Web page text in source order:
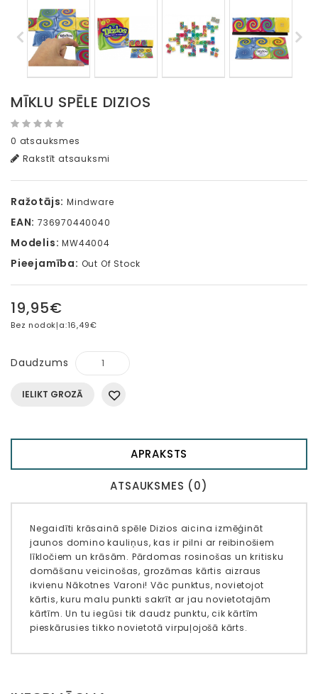
MĪKLU SPĒLE DIZIOS
0 atsauksmes
Rakstīt atsauksmi
Ražotājs: Mindware
EAN: 736970440040
Modelis: MW44004
Pieejamība: Out Of Stock
19,95€
Bez nodokļa:16,49€
Daudzums
IELIKT GROZĀ
APRAKSTS
ATSAUKSMES (0)
Negaidīti krāsainā spēle Dizios aicina izmēģināt
jaunos domino kauliņus, kas ir pilni ar reibinošiem
līkločiem un krāsām. Pārdomas rosinošas un kritisku
domāšanu veicinošas, grozāmas kārtis aizraus
ikvienu Nākotnes Varoni! Vāc punktus, novietojot
kārtis, kuru malu punkti sakrīt ar jau novietotajām
kārtīm. Un tu iegūsi tik daudz punktu, cik kārtīm
pieskārusies tikko novietotā virpuļojošā kārts.